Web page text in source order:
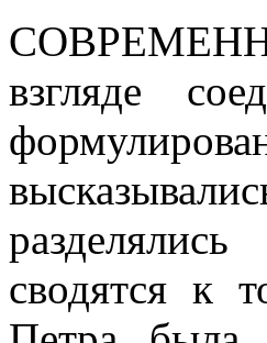
взгляде
сводятся к